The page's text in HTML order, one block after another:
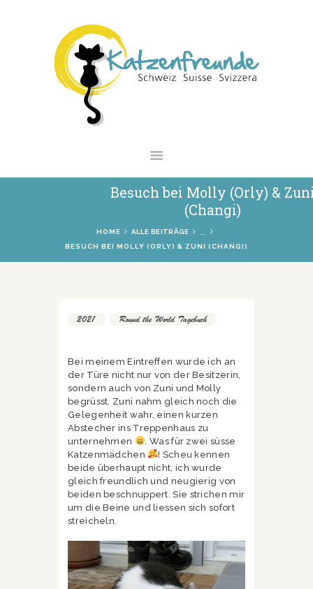
Besuch bei Molly (Orly) &
(Changi)
HOME ALLE BEITRÄGE
BESUCH BEI MOLLY (ORLY) & ZUNI (CHANGI)
NEWS
VERMITTLUNG
INTERESSANTES
SHOP
2021 Round the World Tagebuch
Bei meinem Eintreffen wurde ich an
der Türe nicht nur von der Besitzerin,
sondern auch von Zuni und Molly
begrüsst. Zuni nahm gleich noch die
Gelegenheit wahr, einen kurzen
Abstecher ins Treppenhaus zu
unternehmen
. Was für zwei süsse
Katzenmädchen
! Scheu kennen
beide überhaupt nicht, ich wurde
gleich freundlich und neugierig von
beiden beschnuppert. Sie strichen mir
um die Beine und liessen sich sofort
streicheln.